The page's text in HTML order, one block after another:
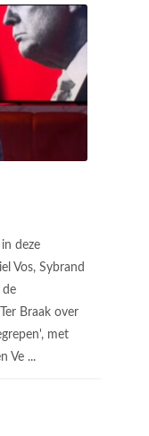
deze
Vos, Sybrand
de
Braak over
met
Ve ...